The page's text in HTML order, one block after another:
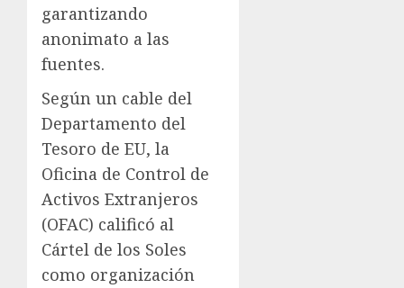
garantizando
anonimato a las
fuentes.
Según un cable del
Departamento del
Tesoro de EU, la
Oficina de Control de
Activos Extranjeros
(OFAC) calificó al
Cártel de los Soles
como organización